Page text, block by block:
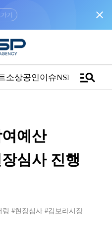
있는 기사를 씁니다” close
소상공인이슈NSPTVmanage_search
예산
심사 진행
링 #현장심사 #김보라시장